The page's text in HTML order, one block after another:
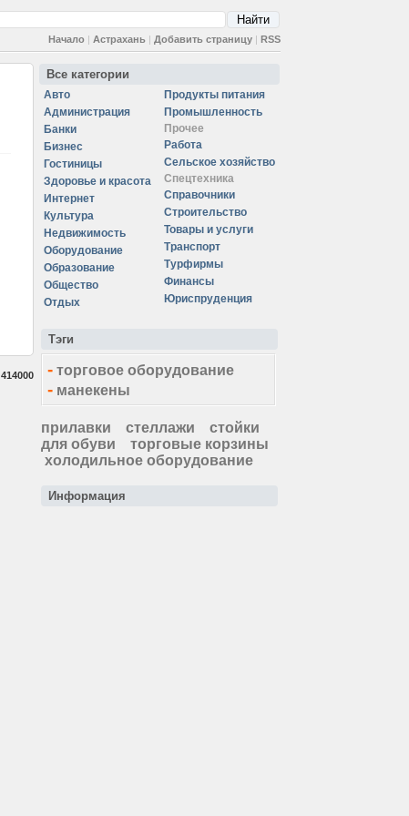
Начало | Астрахань | Добавить страницу | RSS
414000
Все категории
Авто
Администрация
Банки
Бизнес
Гостиницы
Здоровье и красота
Интернет
Культура
Недвижимость
Оборудование
Образование
Общество
Отдых
Продукты питания
Промышленность
Прочее
Работа
Сельское хозяйство
Спецтехника
Справочники
Строительство
Товары и услуги
Транспорт
Турфирмы
Финансы
Юриспруденция
Тэги
- торговое оборудование
- манекены
прилавки стеллажи
стойки
для обуви
торговые корзины
холодильное оборудование
Информация